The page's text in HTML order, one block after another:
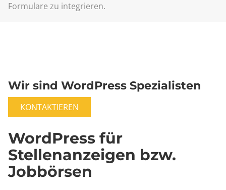
Formulare zu integrieren.
Wir sind WordPress Spezialisten
KONTAKTIEREN
WordPress für
Stellenanzeigen bzw.
Jobbörsen